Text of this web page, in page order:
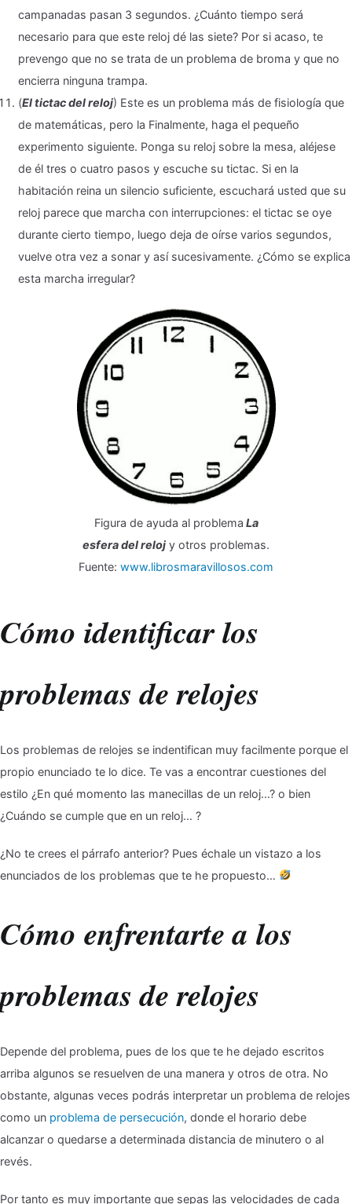
campanadas pasan 3 segundos. ¿Cuánto tiempo será
necesario para que este reloj dé las siete? Por si acaso, te
prevengo que no se trata de un problema de broma y que no
encierra ninguna trampa.
(El tictac del reloj) Este es un problema más de fisiología que
de matemáticas, pero la Finalmente, haga el pequeño
experimento siguiente. Ponga su reloj sobre la mesa, aléjese
de él tres o cuatro pasos y escuche su tictac. Si en la
habitación reina un silencio suficiente, escuchará usted que su
reloj parece que marcha con interrupciones: el tictac se oye
durante cierto tiempo, luego deja de oírse varios segundos,
vuelve otra vez a sonar y así sucesivamente. ¿Cómo se explica
esta marcha irregular?
Figura de ayuda al problema La
esfera del reloj y otros problemas.
Fuente: www.librosmaravillosos.com
Cómo identificar los
problemas de relojes
Los problemas de relojes se indentifican muy facilmente porque el
propio enunciado te lo dice. Te vas a encontrar cuestiones del
estilo ¿En qué momento las manecillas de un reloj…? o bien
¿Cuándo se cumple que en un reloj… ?
¿No te crees el párrafo anterior? Pues échale un vistazo a los
enunciados de los problemas que te he propuesto…
Cómo enfrentarte a los
problemas de relojes
Depende del problema, pues de los que te he dejado escritos
arriba algunos se resuelven de una manera y otros de otra. No
obstante, algunas veces podrás interpretar un problema de relojes
como un problema de persecución, donde el horario debe
alcanzar o quedarse a determinada distancia de minutero o al
revés.
Por tanto es muy importante que sepas las velocidades de cada